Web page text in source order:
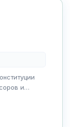
и
в 9:00